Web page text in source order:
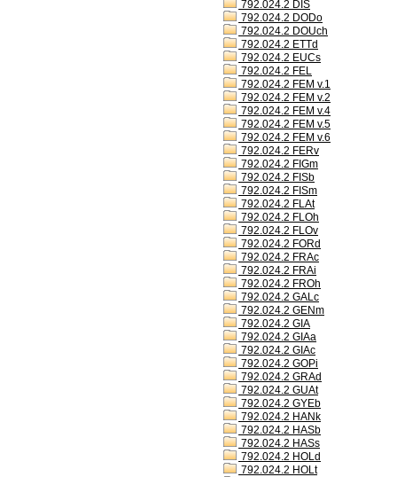
792.024.2 DIS
792.024.2 DODo
792.024.2 DOUch
792.024.2 ETTd
792.024.2 EUCs
792.024.2 FEL
792.024.2 FEM v.1
792.024.2 FEM v.2
792.024.2 FEM v.4
792.024.2 FEM v.5
792.024.2 FEM v.6
792.024.2 FERv
792.024.2 FIGm
792.024.2 FISb
792.024.2 FISm
792.024.2 FLAt
792.024.2 FLOh
792.024.2 FLOv
792.024.2 FORd
792.024.2 FRAc
792.024.2 FRAi
792.024.2 FROh
792.024.2 GALc
792.024.2 GENm
792.024.2 GIA
792.024.2 GIAa
792.024.2 GIAc
792.024.2 GOPi
792.024.2 GRAd
792.024.2 GUAt
792.024.2 GYEb
792.024.2 HANk
792.024.2 HASb
792.024.2 HASs
792.024.2 HOLd
792.024.2 HOLt